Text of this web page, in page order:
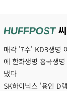
HUFFPOST
매각 '7수' KDB생명
에 한화생명 흥국생
냈다
SK하이닉스 '용인 D